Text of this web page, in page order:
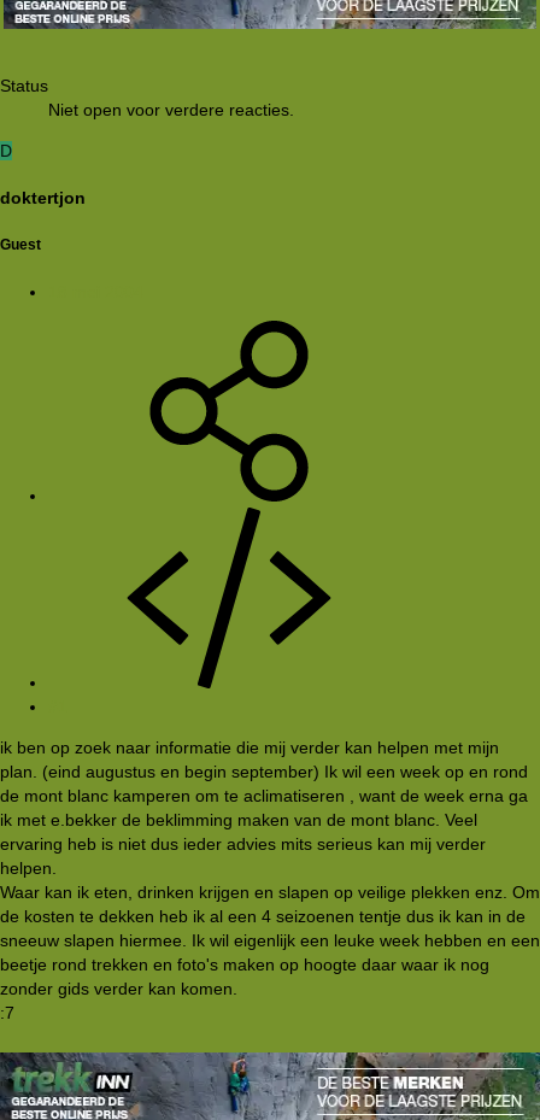
Status
Niet open voor verdere reacties.
D
doktertjon
Guest
ik ben op zoek naar informatie die mij verder kan helpen met mijn
plan. (eind augustus en begin september) Ik wil een week op en rond
de mont blanc kamperen om te aclimatiseren , want de week erna ga
ik met e.bekker de beklimming maken van de mont blanc. Veel
ervaring heb is niet dus ieder advies mits serieus kan mij verder
helpen.
Waar kan ik eten, drinken krijgen en slapen op veilige plekken enz. Om
de kosten te dekken heb ik al een 4 seizoenen tentje dus ik kan in de
sneeuw slapen hiermee. Ik wil eigenlijk een leuke week hebben en een
beetje rond trekken en foto's maken op hoogte daar waar ik nog
zonder gids verder kan komen.
:7